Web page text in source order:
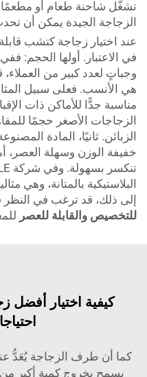
تشغّل شاحنة طعام أو مطعمًا
الزجاجة الجيدة يمكن أن
عند اختيار زجاجة كتشب
في الاعتبار. أولها الحجم:
وجباتٍ لعدد كبير من
مناسبة جدًّا للأماكن ذات
الزجاجات الأصغر حجمًا
الزبائن. ثانيًا، المادة
خفيفة الوزن وسهلة العصر،
البلاستيكية بالمتانة، وهي
إلى ذلك، قد ترغب في النظر
للتخصيص والقابلة للعصر
كيفية اختيار
كما أن طرف الزجاجة يُعَدُّ
يسمح بخروج كمية أكبر